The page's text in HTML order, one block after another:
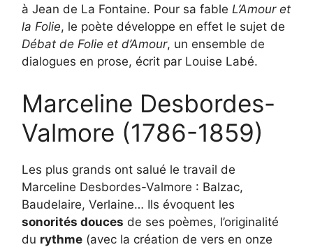
à Jean de La Fontaine. Pour sa fable L’Amour et
la Folie, le poète développe en effet le sujet de
Débat de Folie et d’Amour, un ensemble de
dialogues en prose, écrit par Louise Labé.
Marceline Desbordes-
Valmore (1786-1859)
Les plus grands ont salué le travail de
Marceline Desbordes-Valmore : Balzac,
Baudelaire, Verlaine… Ils évoquent les
sonorités douces de ses poèmes, l’originalité
du rythme (avec la création de vers en onze